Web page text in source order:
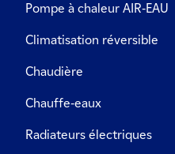
Pompe à chaleur AIR-EAU
Climatisation réversible
Chaudière
Chauffe-eaux
Radiateurs électriques